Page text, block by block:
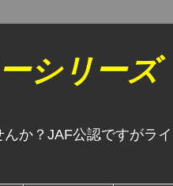
シリーズ
か？JAF公認ですがラ